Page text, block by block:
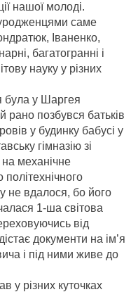
нашої молоді.
уродженцями саме
Іваненко,
багатогранні і
науку у різних
була у Шаргея
рано позбувся батьків
у будинку бабусі у
гімназію зі
механічне
політехнічного
не вдалося, бо його
1-ша світова
від
документи на ім’я
і під ними живе до
у різних куточках